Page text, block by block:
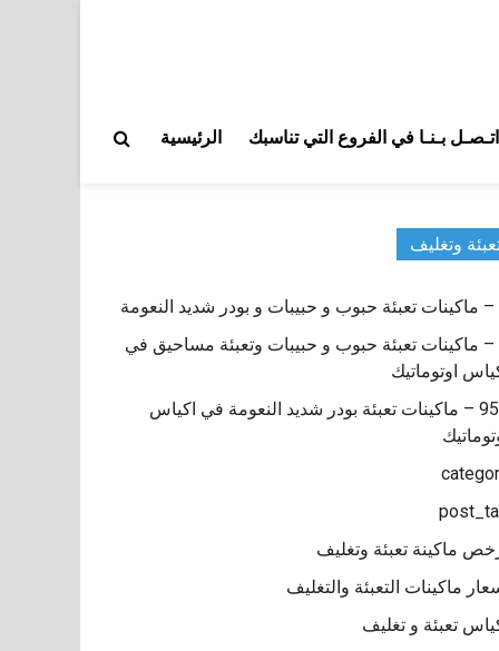
اتـصـل بـنـا في الفروع التي تناسبك الرئيسية
وتغليف
9 – ماكينات تعبئة حبوب و حبيبات وتعبئة مساحيق في
اوتوماتيك
950 – ماكينات تعبئة بودر شديد النعومة في اكياس
ماكينة تعبئة وتغليف
ماكينات التعبئة والتغليف
تعبئة و تغليف